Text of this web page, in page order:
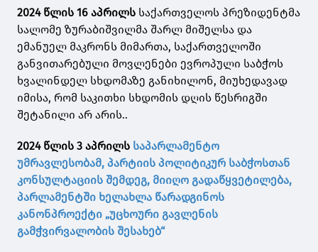
2024 წლის 16 აპრილს საქართველოს პრეზიდენტმა
სალომე ზურაბიშვილმა შარლ მიშელსა და
ემანუელ მაკრონს მიმართა, საქართველოში
განვითარებული მოვლენები ევროპული საბჭოს
ხვალინდელ სხდომაზე განიხილონ, მიუხედავად
იმისა, რომ საკითხი სხდომის დღის წესრიგში
შეტანილი არ არის..
2024 წლის 3 აპრილს საპარლამენტო
უმრავლესობამ, პარტიის პოლიტიკურ საბჭოსთან
კონსულტაციის შემდეგ, მიიღო გადაწყვეტილება,
პარლამენტში ხელახლა წარადგინოს
კანონპროექტი „უცხოური გავლენის
გამჭვირვალობის შესახებ“